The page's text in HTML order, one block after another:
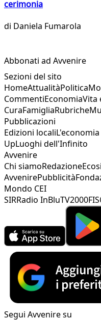
cerimonia
di Daniela Fumarola
Abbonati ad Avvenire
Sezioni del sito
HomeAttualitàPolitica
CommentiEconomiaVita
CuraFamigliaRubriche
Pubblicazioni
Edizioni locali
UpLuoghi dell'Infinito
Avvenire
Chi siamoRedazione
AvvenirePubblicità
Mondo CEI
SIRRadio InBluTV2000
Segui Avvenire su